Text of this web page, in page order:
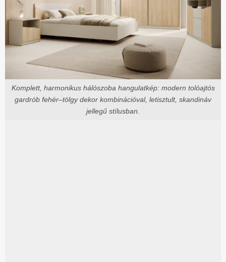
Komplett, harmonikus hálószoba hangulatkép: modern tolóajtós
gardrób fehér–tölgy dekor kombinációval, letisztult, skandináv
jellegű stílusban.